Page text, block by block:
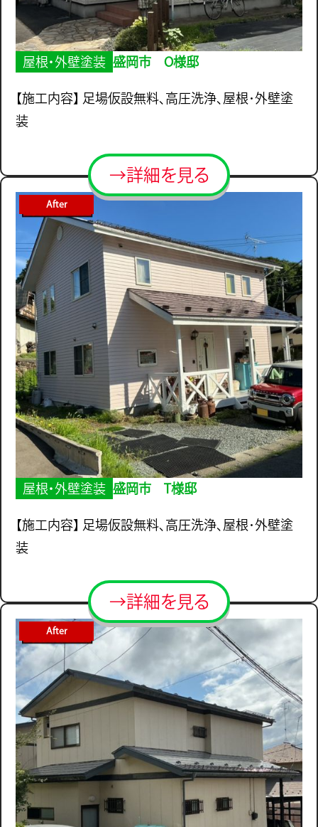
屋根・外壁塗装 盛岡市 O様邸
【施工内容】 足場仮設無料、高圧洗浄、屋根･外壁塗
装
→詳細を見る
After
屋根・外壁塗装 盛岡市 T様邸
【施工内容】 足場仮設無料、高圧洗浄、屋根･外壁塗
装
→詳細を見る
After